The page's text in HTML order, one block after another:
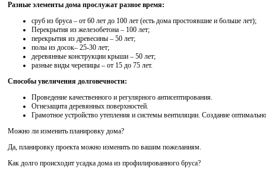
Разные элементы дома прослужат разное время:
сруб из бруса – от 60 лет до 100 лет (есть дома простоявшие и больше лет);
Перекрытия из железобетона – 100 лет;
перекрытия из древесины – 50 лет;
полы из досок– 25-30 лет;
деревянные конструкции крыши – 50 лет;
разные виды черепицы – от 15 до 75 лет.
Способы увеличения долговечности:
Проведение качественного и регулярного антисептирования.
Огнезащита деревянных поверхностей.
Грамотное устройство утепления и системы вентиляции. Создание
Можно ли изменить планировку дома?
Да, планировку проекта можно изменить по вашим пожеланиям.
Как долго происходит усадка дома из профилированного бруса?